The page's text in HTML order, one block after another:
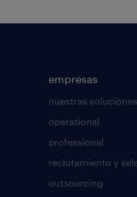
empresas
nuestras soluciones
operational
professional
reclutamiento y
outsourcing